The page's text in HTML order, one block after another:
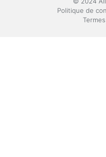
Politique de